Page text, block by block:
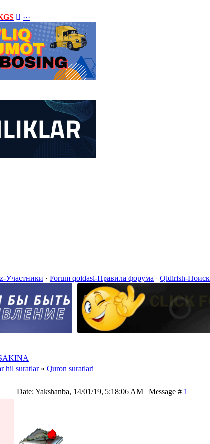
···
Участники · Forum qoidasi-Правила форума · Qidirish-Поиск
hil suratlar » Quron suratlari
Date: Yakshanba, 14/01/19, 5:18:06 AM | Message # 1